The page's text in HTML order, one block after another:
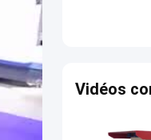
Vidéos